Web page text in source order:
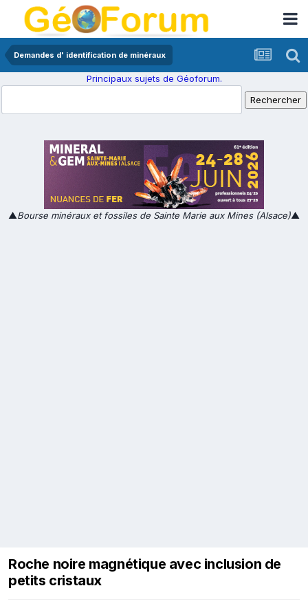
Demandes d' identification de minéraux
Principaux sujets de Géoforum.
▲Bourse minéraux et fossiles de Sainte Marie aux Mines (Alsace)▲
Roche noire magnétique avec inclusion de
petits cristaux